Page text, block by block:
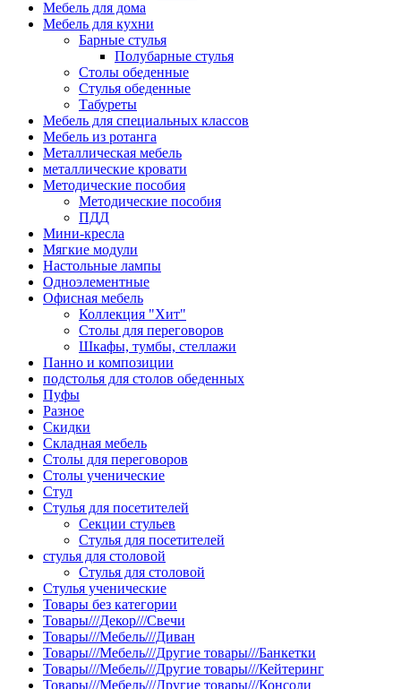
Мебель для дома
Мебель для кухни
Барные стулья
Полубарные стулья
Столы обеденные
Стулья обеденные
Табуреты
Мебель для специальных классов
Мебель из ротанга
Металлическая мебель
металлические кровати
Методические пособия
Методические пособия
ПДД
Мини-кресла
Мягкие модули
Настольные лампы
Одноэлементные
Офисная мебель
Коллекция "Хит"
Столы для переговоров
Шкафы, тумбы, стеллажи
Панно и композиции
подстолья для столов обеденных
Пуфы
Разное
Скидки
Складная мебель
Столы для переговоров
Столы ученические
Стул
Стулья для посетителей
Секции стульев
Стулья для посетителей
стулья для столовой
Стулья для столовой
Стулья ученические
Товары без категории
Товары///Декор///Свечи
Товары///Мебель///Диван
Товары///Мебель///Другие товары///Банкетки
Товары///Мебель///Другие товары///Кейтеринг
Товары///Мебель///Другие товары///Консоли